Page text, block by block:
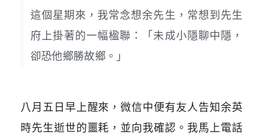
這個星期來，我常念想余先生，常想到先生
府上掛著的一幅楹聯：「未成小隱聊中隱，
卻恐他鄉勝故鄉。」
八月五日早上醒來，微信中便有友人告知余英
時先生逝世的噩耗，並向我確認。我馬上電話